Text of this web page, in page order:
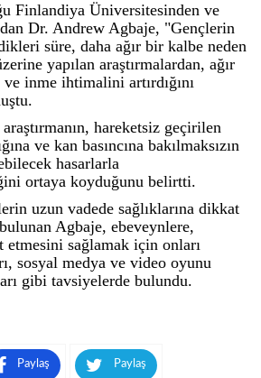
Finlandiya Üniversitesinden ve
Dr. Andrew Agbaje, "Gençlerin
süre, daha ağır bir kalbe neden
yapılan araştırmalardan, ağır
inme ihtimalini artırdığını
hareketsiz geçirilen
ve kan basıncına bakılmaksızın
hasarlarla
ortaya koyduğunu belirtti.
uzun vadede sağlıklarına dikkat
Agbaje, ebeveynlere,
etmesini sağlamak için onları
sosyal medya ve video oyunu
gibi tavsiyelerde bulundu.
Paylaş Paylaş